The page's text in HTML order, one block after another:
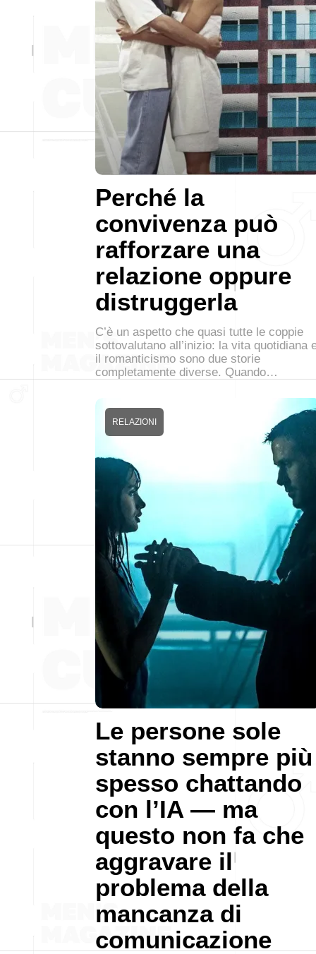
Perché la
convivenza può
rafforzare una
relazione oppure
distruggerla
C’è un aspetto che quasi tutte le coppie
sottovalutano all’inizio: la vita quotidiana
il romanticismo sono due storie
completamente diverse. Quando…
Le persone sole
stanno sempre più
spesso chattando
con l’IA — ma
questo non fa che
aggravare il
problema della
mancanza di
comunicazione
RELAZIONI